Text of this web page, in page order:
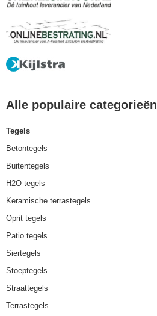
Alle populaire categorieën
Tegels
Betontegels
Buitentegels
H2O tegels
Keramische terrastegels
Oprit tegels
Patio tegels
Siertegels
Stoeptegels
Straattegels
Terrastegels